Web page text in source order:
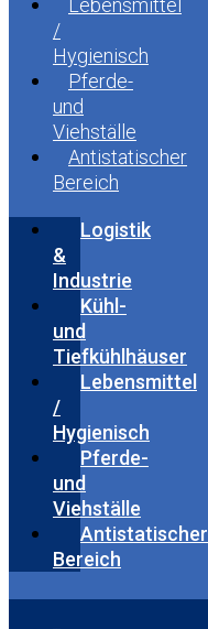
Lebensmittel
/
Hygienisch
Pferde-
und
Viehställe
Antistatischer
Bereich
Logistik
&
Industrie
Kühl-
und
Tiefkühlhäuser
Lebensmittel
/
Hygienisch
Pferde-
und
Viehställe
Antistatischer
Bereich